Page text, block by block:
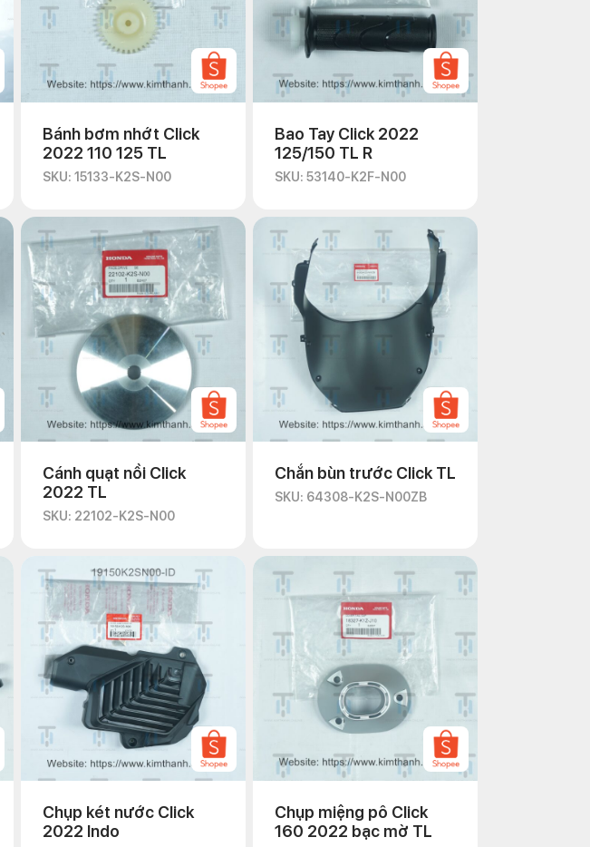
Bánh bơm nhớt Click
2022 110 125 TL
SKU: 15133-K2S-N00
Bao Tay Click 2022
125/150 TL R
SKU: 53140-K2F-N00
Cánh quạt nồi Click
2022 TL
SKU: 22102-K2S-N00
Chắn bùn trước Click TL
SKU: 64308-K2S-N00ZB
Chụp két nước Click
2022 Indo
Chụp miệng pô Click
160 2022 bạc mờ TL